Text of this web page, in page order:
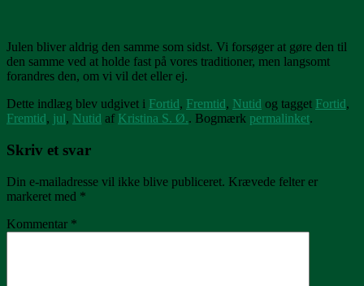
Julen bliver aldrig den samme som sidst. Vi forsøger at gøre den til
den samme ved at holde fast på vores traditioner, men langsomt
forandres den, om vi vil det eller ej.
Dette indlæg blev udgivet i Fortid , Fremtid , Nutid og tagget Fortid ,
Fremtid , jul, Nutid af Kristina S. Ø.. Bogmærk permalinket.
Skriv et svar
Din e-mailadresse vil ikke blive publiceret. Krævede felter er
markeret med *
Kommentar *